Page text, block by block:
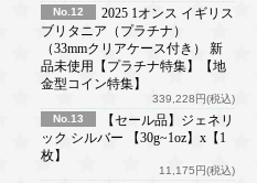
No.12
2025 1オンス イギリス
ブリタニア（プラチナ）
（33mmクリアケース付き） 新
品未使用【プラチナ特集】【地
金型コイン特集】
339,228円(税込)
No.13
【セール品】ジェネリ
ック シルバー 【30g~1oz】x【1
枚】
11,175円(税込)